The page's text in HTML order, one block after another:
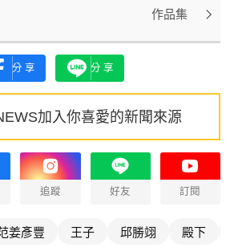
作品集
分享 分享
加入你喜愛的新聞來源
追蹤 好友 訂閱
姜彥豐 王子 邱勝翊 殿下